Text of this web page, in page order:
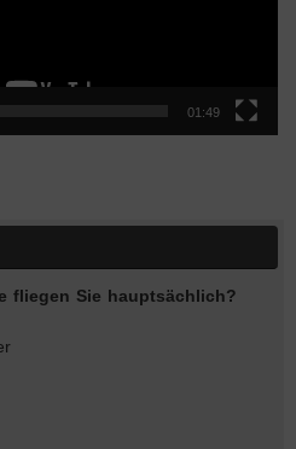
01:49
fliegen Sie hauptsächlich?